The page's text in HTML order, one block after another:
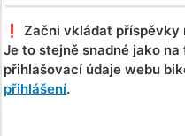
❗️ Začni vkládat příspěvky
Je to stejně snadné jako
přihlašovací údaje webu
přihlášení.